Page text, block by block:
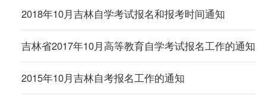
2018年10月吉林自学考试报名和报考时间通知
吉林省2017年10月高等教育自学考试报名工作的通知
2015年10月吉林自考报名工作的通知